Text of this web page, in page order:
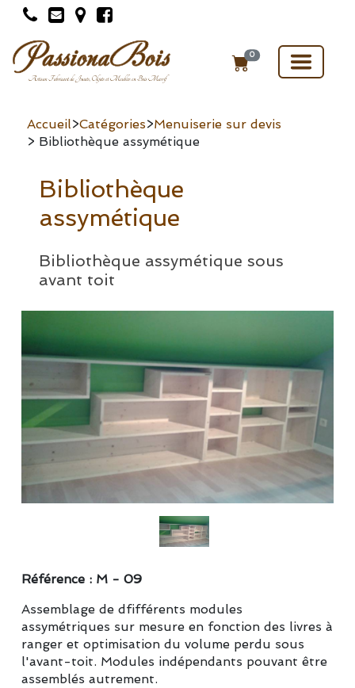
Toggle
0
Accueil>Catégories>Menuiserie sur devis
> Bibliothèque assymétique
Bibliothèque
assymétique
Bibliothèque assymétique sous
avant toit
Référence : M - 09
Assemblage de dfifférents modules
assymétriques sur mesure en fonction des livres à
ranger et optimisation du volume perdu sous
l'avant-toit. Modules indépendants pouvant être
assemblés autrement.